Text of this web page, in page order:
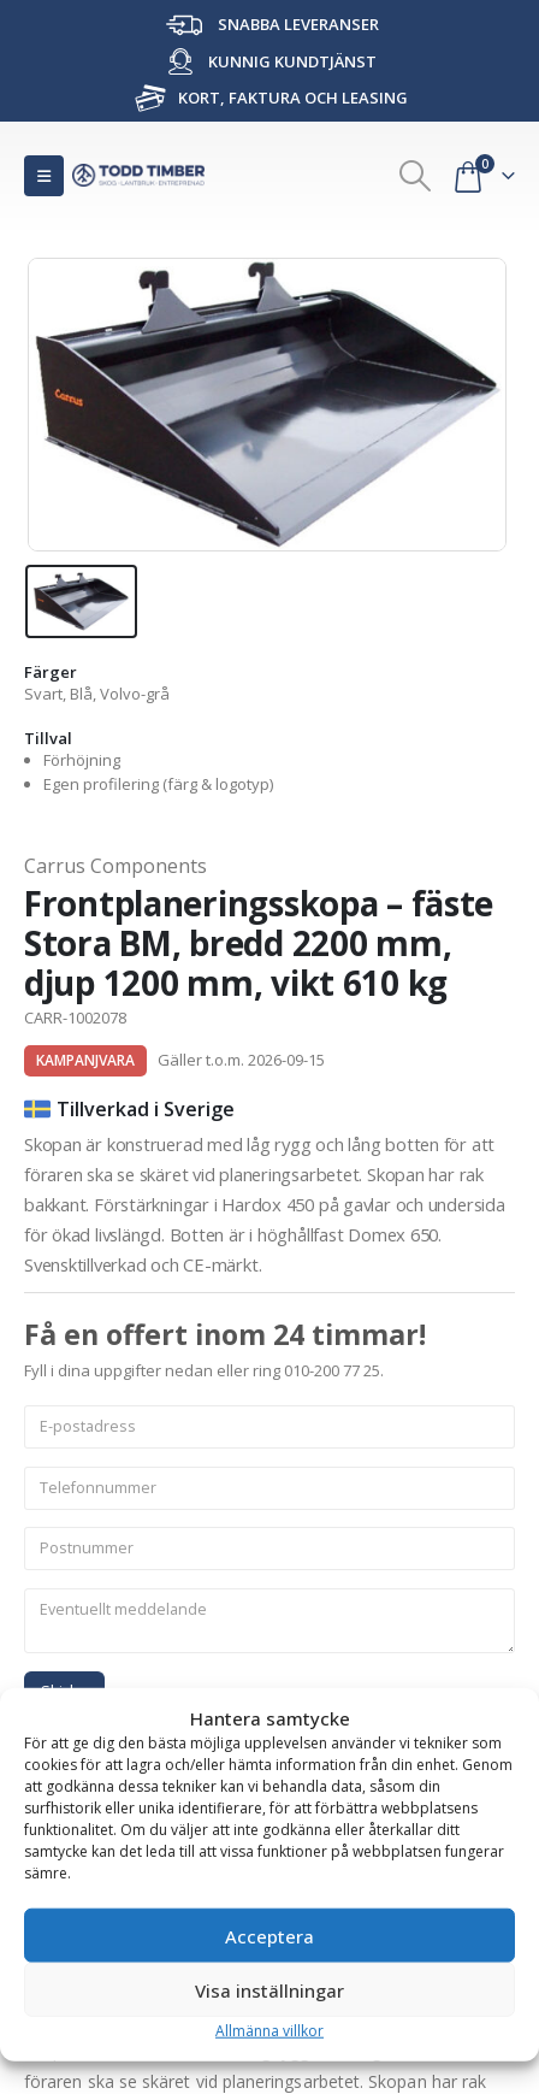
Hantera samtycke
För att ge dig den bästa möjliga upplevelsen använder vi tekniker som
cookies för att lagra och/eller hämta information från din enhet. Genom
att godkänna dessa tekniker kan vi behandla data, såsom din
surfhistorik eller unika identifierare, för att förbättra webbplatsens
funktionalitet. Om du väljer att inte godkänna eller återkallar ditt
samtycke kan det leda till att vissa funktioner på webbplatsen fungerar
sämre.
Acceptera
Visa inställningar
Allmänna villkor
SNABBA LEVERANSER
KUNNIG KUNDTJÄNST
KORT, FAKTURA OCH LEASING
0
Färger
Svart, Blå, Volvo-grå
Tillval
Förhöjning
Egen profilering (färg & logotyp)
Carrus Components
Frontplaneringsskopa – fäste
Stora BM, bredd 2200 mm,
djup 1200 mm, vikt 610 kg
CARR-1002078
KAMPANJVARA Gäller t.o.m. 2026-09-15
Tillverkad i Sverige
Skopan är konstruerad med låg rygg och lång botten för att
föraren ska se skäret vid planeringsarbetet. Skopan har rak
bakkant. Förstärkningar i Hardox 450 på gavlar och undersida
för ökad livslängd. Botten är i höghållfast Domex 650.
Svensktillverkad och CE-märkt.
Få en offert inom 24 timmar!
Fyll i dina uppgifter nedan eller ring 010-200 77 25.
Skicka
Se alla produkter inom samma kategori
Hjullastare & Traktor Planeringsskopor på kampanj
föraren ska se skäret vid planeringsarbetet. Skopan har rak